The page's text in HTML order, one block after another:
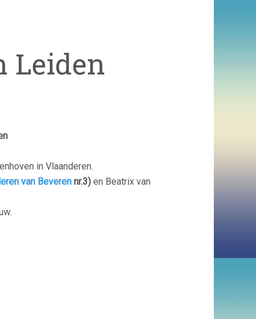
Leiden
in Vlaanderen.
van Beveren nr.3) en Beatrix van